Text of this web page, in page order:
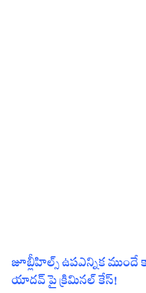
జూబ్లీహిల్స్ ఉపఎన్నిక ముందే
యాదవ్ పై క్రిమినల్ కేస్!